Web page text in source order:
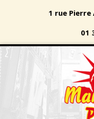
1 rue Pierre
01